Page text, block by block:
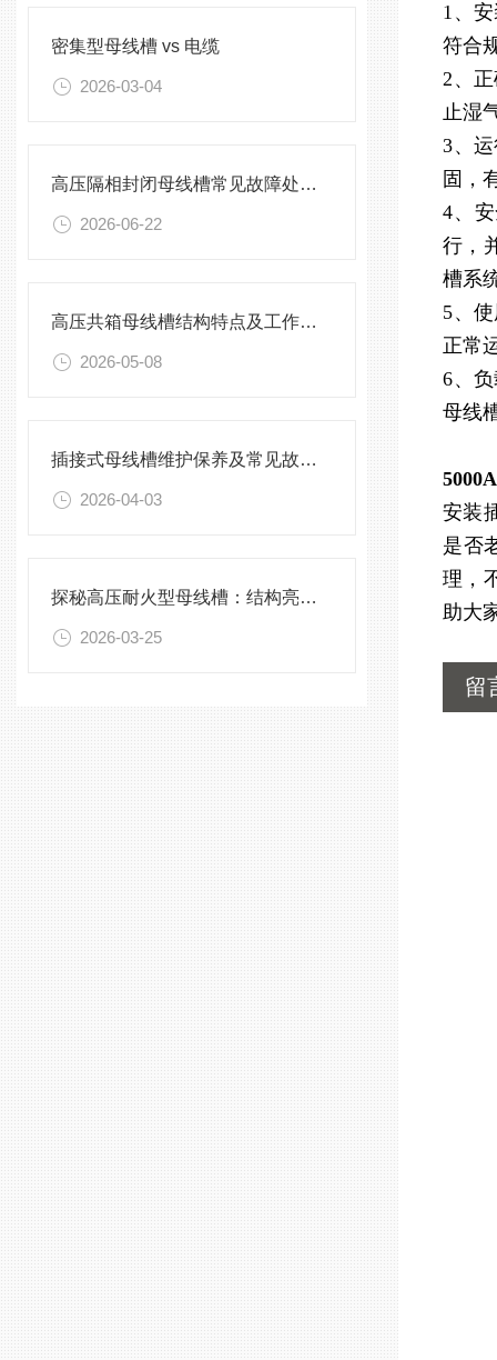
密集型母线槽 vs 电缆
2026-03-04
高压隔相封闭母线槽常见故障处理方案
2026-06-22
高压共箱母线槽结构特点及工作原理
2026-05-08
插接式母线槽维护保养及常见故障处理指南
2026-04-03
探秘高压耐火型母线槽：结构亮点与实用效能
2026-03-25
1、
符合
2、
止湿
3、
固，
4、
行，
槽系
5、
正常
6、
母线
安装
是否
理，
助大
留